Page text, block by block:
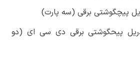
پیچگوشتی برقی (سه پارت)
پیحگوشتی برقی دی سی ای (دو